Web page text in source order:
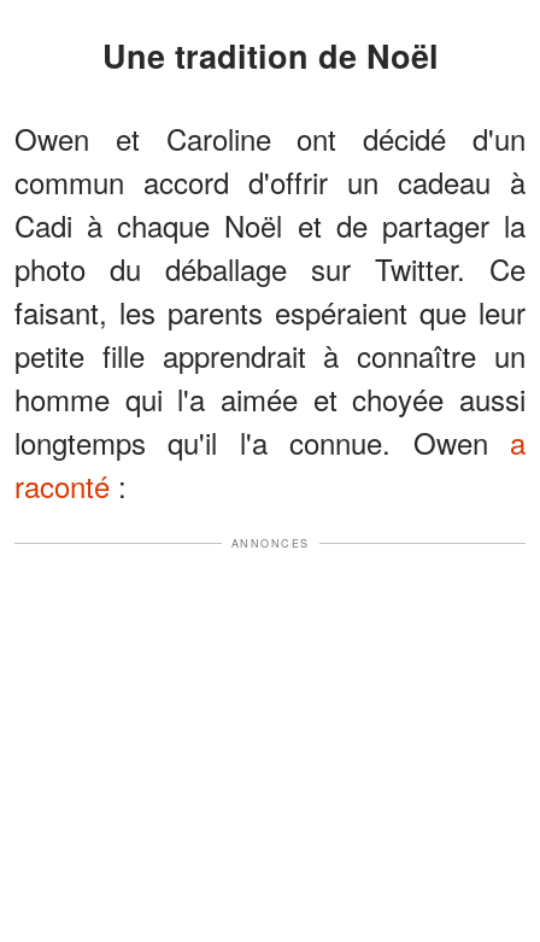
Une tradition de Noël
Owen et Caroline ont décidé d'un
commun accord d'offrir un cadeau à
Cadi à chaque Noël et de partager la
photo du déballage sur Twitter. Ce
faisant, les parents espéraient que leur
petite fille apprendrait à connaître un
homme qui l'a aimée et choyée aussi
longtemps qu'il l'a connue. Owen a
raconté :
ANNONCES